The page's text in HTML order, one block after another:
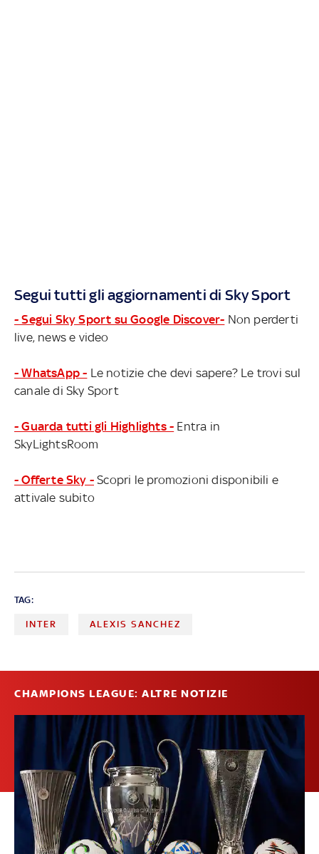
Segui tutti gli aggiornamenti di Sky Sport
- Segui Sky Sport su Google Discover- Non perderti
live, news e video
- WhatsApp - Le notizie che devi sapere? Le trovi sul
canale di Sky Sport
- Guarda tutti gli Highlights - Entra in
SkyLightsRoom
- Offerte Sky - Scopri le promozioni disponibili e
attivale subito
TAG:
INTER ALEXIS SANCHEZ
CHAMPIONS LEAGUE: ALTRE NOTIZIE